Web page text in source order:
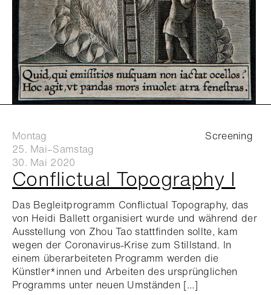
Montag
25. Mai–Samstag
30. Mai 2020
Conflictual Topography I
Screening
Das Begleitprogramm Conflictual Topography, das
von Heidi Ballett organisiert wurde und während der
Ausstellung von Zhou Tao stattfinden sollte, kam
wegen der Coronavirus-Krise zum Stillstand. In
einem überarbeiteten Programm werden die
Künstler*innen und Arbeiten des ursprünglichen
Programms unter neuen Umständen […]